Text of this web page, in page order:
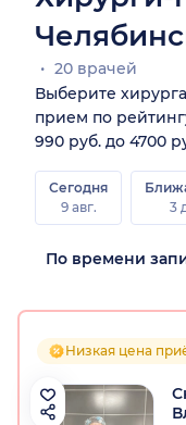
20 врачей
Выберите
прием по
990 руб. до 4700
Сегодня
9 авг.
3
Низкая цена